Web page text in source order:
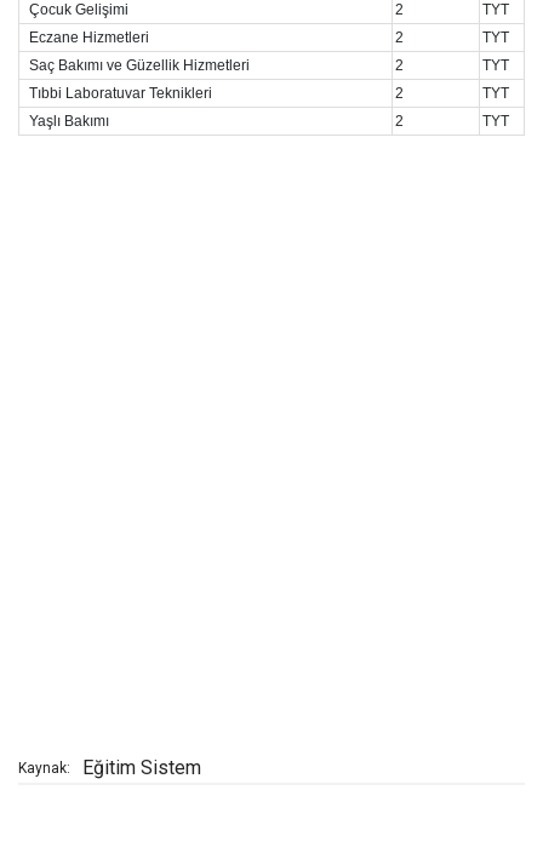
Çocuk Gelişimi
2
TYT
Eczane Hizmetleri
2
TYT
Saç Bakımı ve Güzellik Hizmetleri
2
TYT
Tıbbi Laboratuvar Teknikleri
2
TYT
Yaşlı Bakımı
2 TYT
Kaynak: Eğitim Sistem